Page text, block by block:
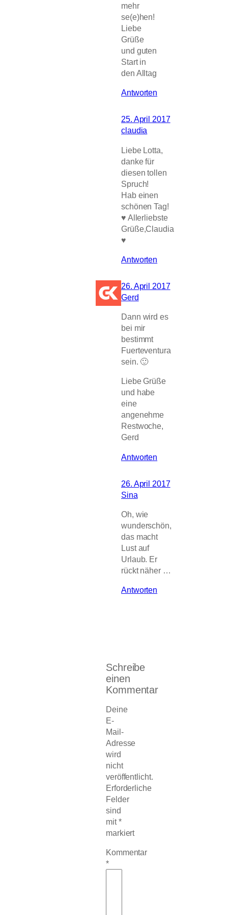
mehr
se(e)hen!
Liebe
Grüße
und guten
Start in
den Alltag
Antworten
25. April 2017
claudia
Liebe Lotta,
danke für
diesen tollen
Spruch!
Hab einen
schönen Tag!
♥ Allerliebste
Grüße,Claudia
♥
Antworten
26. April 2017
Gerd
Dann wird es
bei mir
bestimmt
Fuerteventura
sein. 🙂
Liebe Grüße
und habe
eine
angenehme
Restwoche,
Gerd
Antworten
26. April 2017
Sina
Oh, wie
wunderschön,
das macht
Lust auf
Urlaub. Er
rückt näher …
Antworten
Schreibe
einen
Kommentar
Deine
E-
Mail-
Adresse
wird
nicht
veröffentlicht.
Erforderliche
Felder
sind
mit*
markiert
Kommentar
*